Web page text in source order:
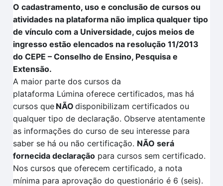
O cadastramento, uso e conclusão de cursos ou
atividades na plataforma não implica qualquer tipo
de vínculo com a Universidade, cujos meios de
ingresso estão elencados na resolução 11/2013
do CEPE – Conselho de Ensino, Pesquisa e
Extensão.
A maior parte dos cursos da
plataforma Lúmina oferece certificados, mas há
cursos que NÃO disponibilizam certificados ou
qualquer tipo de declaração. Observe atentamente
as informações do curso de seu interesse para
saber se há ou não certificação. NÃO será
fornecida declaração para cursos sem certificado.
Nos cursos que oferecem certificado, a nota
mínima para aprovação do questionário é 6 (seis).